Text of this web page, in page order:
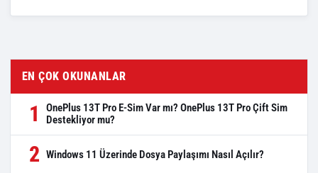
EN ÇOK OKUNANLAR
1
OnePlus 13T Pro E-Sim Var mı? OnePlus 13T Pro Çift Sim
Destekliyor mu?
2 Windows 11 Üzerinde Dosya Paylaşımı Nasıl Açılır?